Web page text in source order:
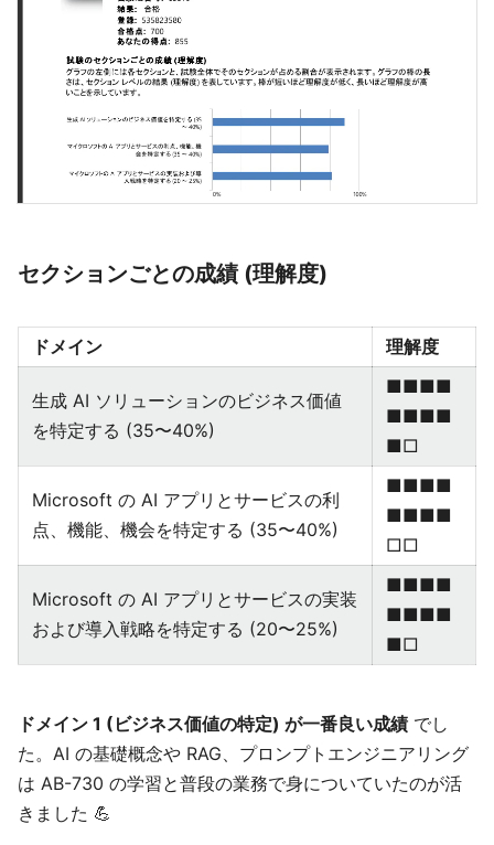
セクションごとの成績 (理解度)
ドメイン 理解度
生成 AI ソリューションのビジネス価値
を特定する (35〜40%)
■■■■
■■■■
■□
Microsoft の AI アプリとサービスの利
点、機能、機会を特定する (35〜40%)
■■■■
■■■■
□□
Microsoft の AI アプリとサービスの実装
および導入戦略を特定する (20〜25%)
■■■■
■■■■
■□
ドメイン 1 (ビジネス価値の特定) が一番良い成績 でし
た。AI の基礎概念や RAG、プロンプトエンジニアリング
は AB-730 の学習と普段の業務で身についていたのが活
きました 💪